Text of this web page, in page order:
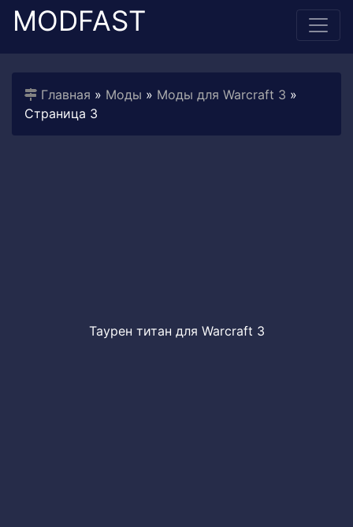
MODFAST
Главная » Моды » Моды для Warcraft 3 »
Страница 3
Таурен титан для Warcraft 3